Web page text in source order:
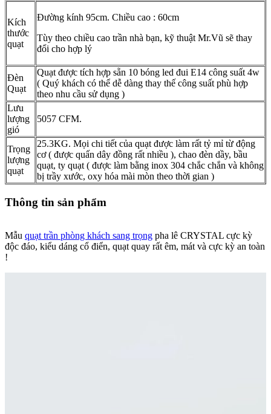
Kích
thước
quạt
Đường kính 95cm. Chiều cao : 60cm
Tùy theo chiều cao trần nhà bạn, kỹ thuật Mr.Vũ sẽ thay
đổi cho hợp lý
Đèn
Quạt
Quạt được tích hợp sẵn 10 bóng led đui E14 công suất 4w
( Quý khách có thể dễ dàng thay thế công suất phù hợp
theo nhu cầu sử dụng )
Lưu
lượng
gió
5057 CFM.
Trọng
lượng
quạt
25.3KG. Mọi chi tiết của quạt được làm rất tỷ mỉ từ động
cơ ( được quấn dây đồng rất nhiều ), chao đèn dầy, bầu
quạt, ty quạt ( được làm bằng inox 304 chắc chắn và không
bị trầy xước, oxy hóa mài mòn theo thời gian )
Thông tin sản phẩm
Mẫu quạt trần phòng khách sang trọng pha lê CRYSTAL cực kỳ
độc đáo, kiểu dáng cổ điển, quạt quay rất êm, mát và cực kỳ an toàn
!